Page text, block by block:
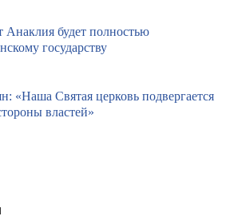
Анаклия будет полностью
государству
«Наша Святая церковь подвергается
властей»